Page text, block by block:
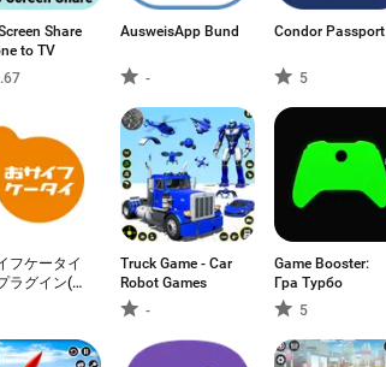
Share
to TV
AusweisApp Bund
-
Condor Passport
5
フケータイ
ラグイン(連
Truck Game - Car
Robot Games
-
Game Booster:
Гра Турбо
5